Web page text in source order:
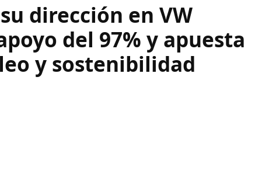
dirección en VW
del 97% y apuesta
y sostenibilidad